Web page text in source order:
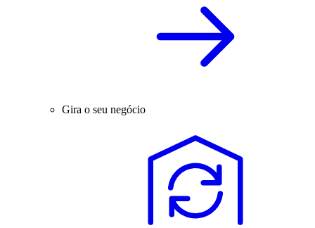
Gira o seu negócio